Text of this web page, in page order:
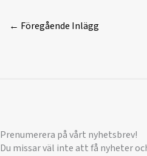
← Föregående Inlägg
Prenumerera på vårt nyhetsbrev!
Du missar väl inte att få nyheter